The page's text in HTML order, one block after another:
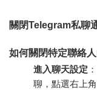
關閉Telegram私聊
如何關閉特定聯絡
進入聊天設定
聊，點選右上